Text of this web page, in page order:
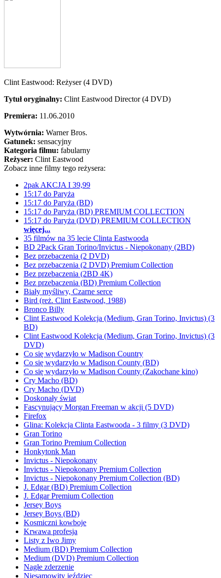
Clint Eastwood: Reżyser (4 DVD)
Tytuł oryginalny: Clint Eastwood Director (4 DVD)
Premiera: 11.06.2010
Wytwórnia: Warner Bros.
Gatunek: sensacyjny
Kategoria filmu: fabularny
Reżyser: Clint Eastwood
Zobacz inne filmy tego reżysera:
2pak AKCJA I 39,99
15:17 do Paryża
15:17 do Paryża (BD)
15:17 do Paryża (BD) PREMIUM COLLECTION
15:17 do Paryża (DVD) PREMIUM COLLECTION
więcej...
35 filmów na 35 lecie Clinta Eastwooda
BD 2Pack Gran Torino/Invictus - Niepokonany (2BD)
Bez przebaczenia (2 DVD)
Bez przebaczenia (2 DVD) Premium Collection
Bez przebaczenia (2BD 4K)
Bez przebaczenia (BD) Premium Collection
Biały myśliwy, Czarne serce
Bird (reż. Clint Eastwood, 1988)
Bronco Billy
Clint Eastwood Kolekcja (Medium, Gran Torino, Invictus) (3
BD)
Clint Eastwood Kolekcja (Medium, Gran Torino, Invictus) (3
DVD)
Co się wydarzyło w Madison Country
Co się wydarzyło w Madison County (BD)
Co się wydarzyło w Madison County (Zakochane kino)
Cry Macho (BD)
Cry Macho (DVD)
Doskonały świat
Fascynujący Morgan Freeman w akcji (5 DVD)
Firefox
Glina: Kolekcja Clinta Eastwooda - 3 filmy (3 DVD)
Gran Torino
Gran Torino Premium Collection
Honkytonk Man
Invictus - Niepokonany
Invictus - Niepokonany Premium Collection
Invictus - Niepokonany Premium Collection (BD)
J. Edgar (BD) Premium Collection
J. Edgar Premium Collection
Jersey Boys
Jersey Boys (BD)
Kosmiczni kowboje
Krwawa profesja
Listy z Iwo Jimy
Medium (BD) Premium Collection
Medium (DVD) Premium Collection
Nagłe zderzenie
Niesamowity jeździec